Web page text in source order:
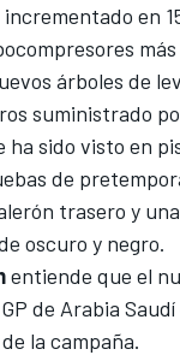
en
árboles de
suministrado
ha sido visto en
de
trasero y
oscuro y negro.
entiende que el
de Arabia
la campaña.